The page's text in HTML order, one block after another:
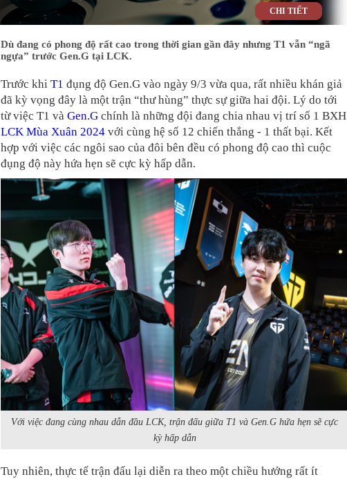
CHI TIẾT
Dù đang có phong độ rất cao trong thời gian gần đây nhưng T1 vẫn “ngã
ngựa” trước Gen.G tại LCK.
Trước khi T1 đụng độ Gen.G vào ngày 9/3 vừa qua, rất nhiều khán giả
đã kỳ vọng đây là một trận “thư hùng” thực sự giữa hai đội. Lý do tới
từ việc T1 và Gen.G chính là những đội đang chia nhau vị trí số 1 BXH
LCK Mùa Xuân 2024 với cùng hệ số 12 chiến thắng - 1 thất bại. Kết
hợp với việc các ngôi sao của đôi bên đều có phong độ cao thì cuộc
đụng độ này hứa hẹn sẽ cực kỳ hấp dẫn.
Với việc đang cùng nhau dẫn đầu LCK, trận đấu giữa T1 và Gen.G hứa hẹn sẽ cực
kỳ hấp dẫn
Tuy nhiên, thực tế trận đấu lại diễn ra theo một chiều hướng rất ít